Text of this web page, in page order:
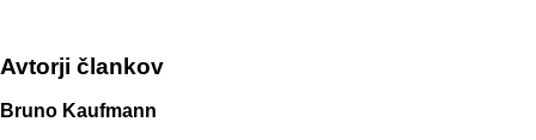
Avtorji člankov
Bruno Kaufmann